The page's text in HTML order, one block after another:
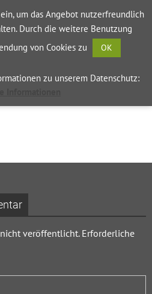
Datenschutzerklärung Impressum
veröffentlicht. Erforderliche
um das Angebot nutzerfreundlich
Durch die weitere Benutzung
von Cookies zu
OK
zu unserem Datenschutz: